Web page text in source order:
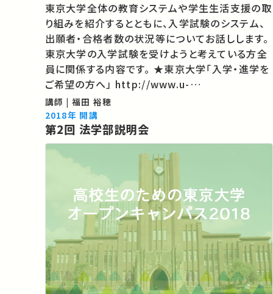
東京大学全体の教育システムや学生生活支援の取
り組みを紹介するとともに、入学試験のシステム、
出願者・合格者数の状況等についてお話しします。
東京大学の入学試験を受けようと考えている方全
員に関係する内容です。 ★東京大学「入学・進学を
ご希望の方へ」 http://www.u-
tokyo.ac.jp/index/k00_j.html ★東大TVのコ
ンテンツがほかの誰かの学びに繋がるかもしれま
せん。 あなたのお気に入りの講義・講演…
講師 | 福田 裕穂
2018年 開講
第2回 法学部説明会